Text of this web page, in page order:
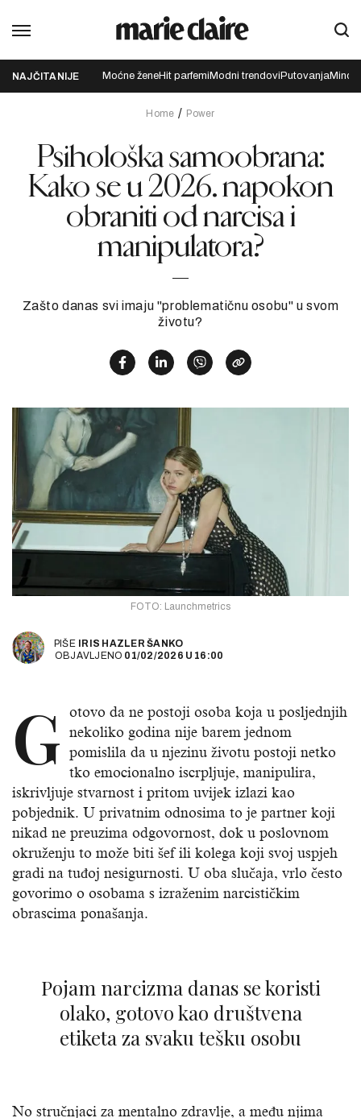
NAJČITANIJE Moćne ženeHit parfemi Modni trendovi Putovanja
Home Power
Psihološka samoobrana:
Kako se u 2026. napokon
obraniti od narcisa i
manipulatora?
Zašto danas svi imaju "problematičnu osobu" u svom
životu?
FOTO: Launchmetrics
PIŠE IRIS HAZLER ŠANKO
OBJAVLJENO 01/02/2026 U 16:00
G otovo da ne postoji osoba koja u posljednjih
nekoliko godina nije barem jednom
pomislila da u njezinu životu postoji netko
tko emocionalno iscrpljuje, manipulira,
iskrivljuje stvarnost i pritom uvijek izlazi kao
pobjednik. U privatnim odnosima to je partner koji
nikad ne preuzima odgovornost, dok u poslovnom
okruženju to može biti šef ili kolega koji svoj uspjeh
gradi na tuđoj nesigurnosti. U oba slučaja, vrlo često
govorimo o osobama s izraženim narcističkim
obrascima ponašanja.
Pojam narcizma danas se koristi
olako, gotovo kao društvena
etiketa za svaku tešku osobu
No stručnjaci za mentalno zdravlje, a među njima